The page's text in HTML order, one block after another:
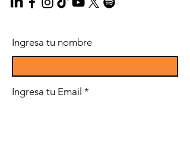
Ingresa tu nombre
Ingresa tu Email